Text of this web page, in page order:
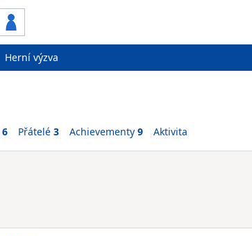
Herní výzva
6 Přátelé 3 Achievementy 9 Aktivita